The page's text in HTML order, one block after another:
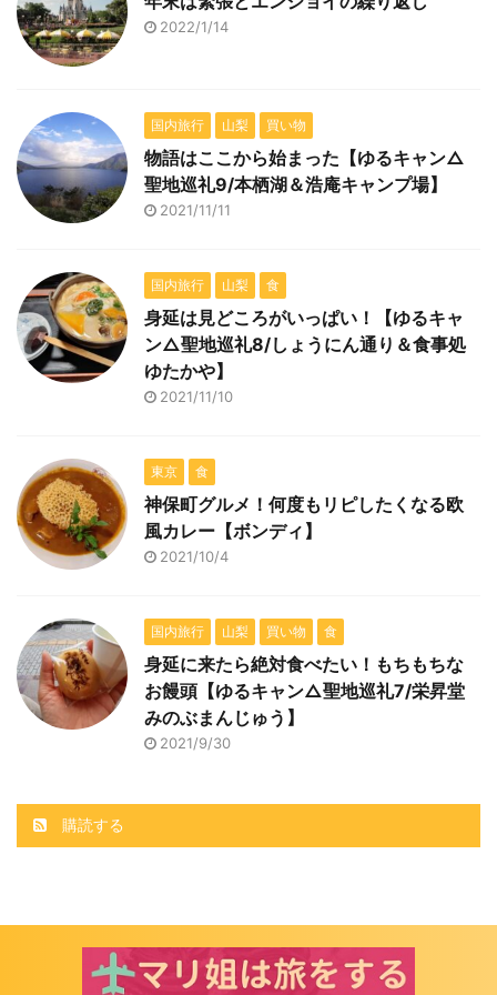
2022/1/14
国内旅行 山梨 買い物
物語はここから始まった【ゆるキャン△
聖地巡礼9/本栖湖＆浩庵キャンプ場】
2021/11/11
国内旅行 山梨 食
身延は見どころがいっぱい！【ゆるキャ
ン△聖地巡礼8/しょうにん通り＆食事処
ゆたかや】
2021/11/10
東京 食
神保町グルメ！何度もリピしたくなる欧
風カレー【ボンディ】
2021/10/4
国内旅行 山梨 買い物 食
身延に来たら絶対食べたい！もちもちな
お饅頭【ゆるキャン△聖地巡礼7/栄昇堂
みのぶまんじゅう】
2021/9/30
購読する